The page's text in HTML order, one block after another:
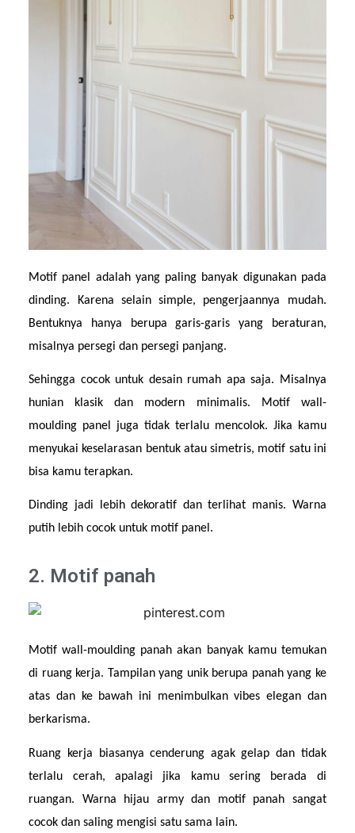
Motif panel adalah yang paling banyak digunakan pada
dinding. Karena selain simple, pengerjaannya mudah.
Bentuknya hanya berupa garis-garis yang beraturan,
misalnya persegi dan persegi panjang.
Sehingga cocok untuk desain rumah apa saja. Misalnya
hunian klasik dan modern minimalis. Motif wall-
moulding panel juga tidak terlalu mencolok. Jika kamu
menyukai keselarasan bentuk atau simetris, motif satu ini
bisa kamu terapkan.
Dinding jadi lebih dekoratif dan terlihat manis. Warna
putih lebih cocok untuk motif panel.
2. Motif panah
Motif wall-moulding panah akan banyak kamu temukan
di ruang kerja. Tampilan yang unik berupa panah yang ke
atas dan ke bawah ini menimbulkan vibes elegan dan
berkarisma.
Ruang kerja biasanya cenderung agak gelap dan tidak
terlalu cerah, apalagi jika kamu sering berada di
ruangan. Warna hijau army dan motif panah sangat
cocok dan saling mengisi satu sama lain.